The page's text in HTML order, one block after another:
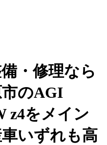
・修理なら
のAGI
z4をメイン
いずれも高